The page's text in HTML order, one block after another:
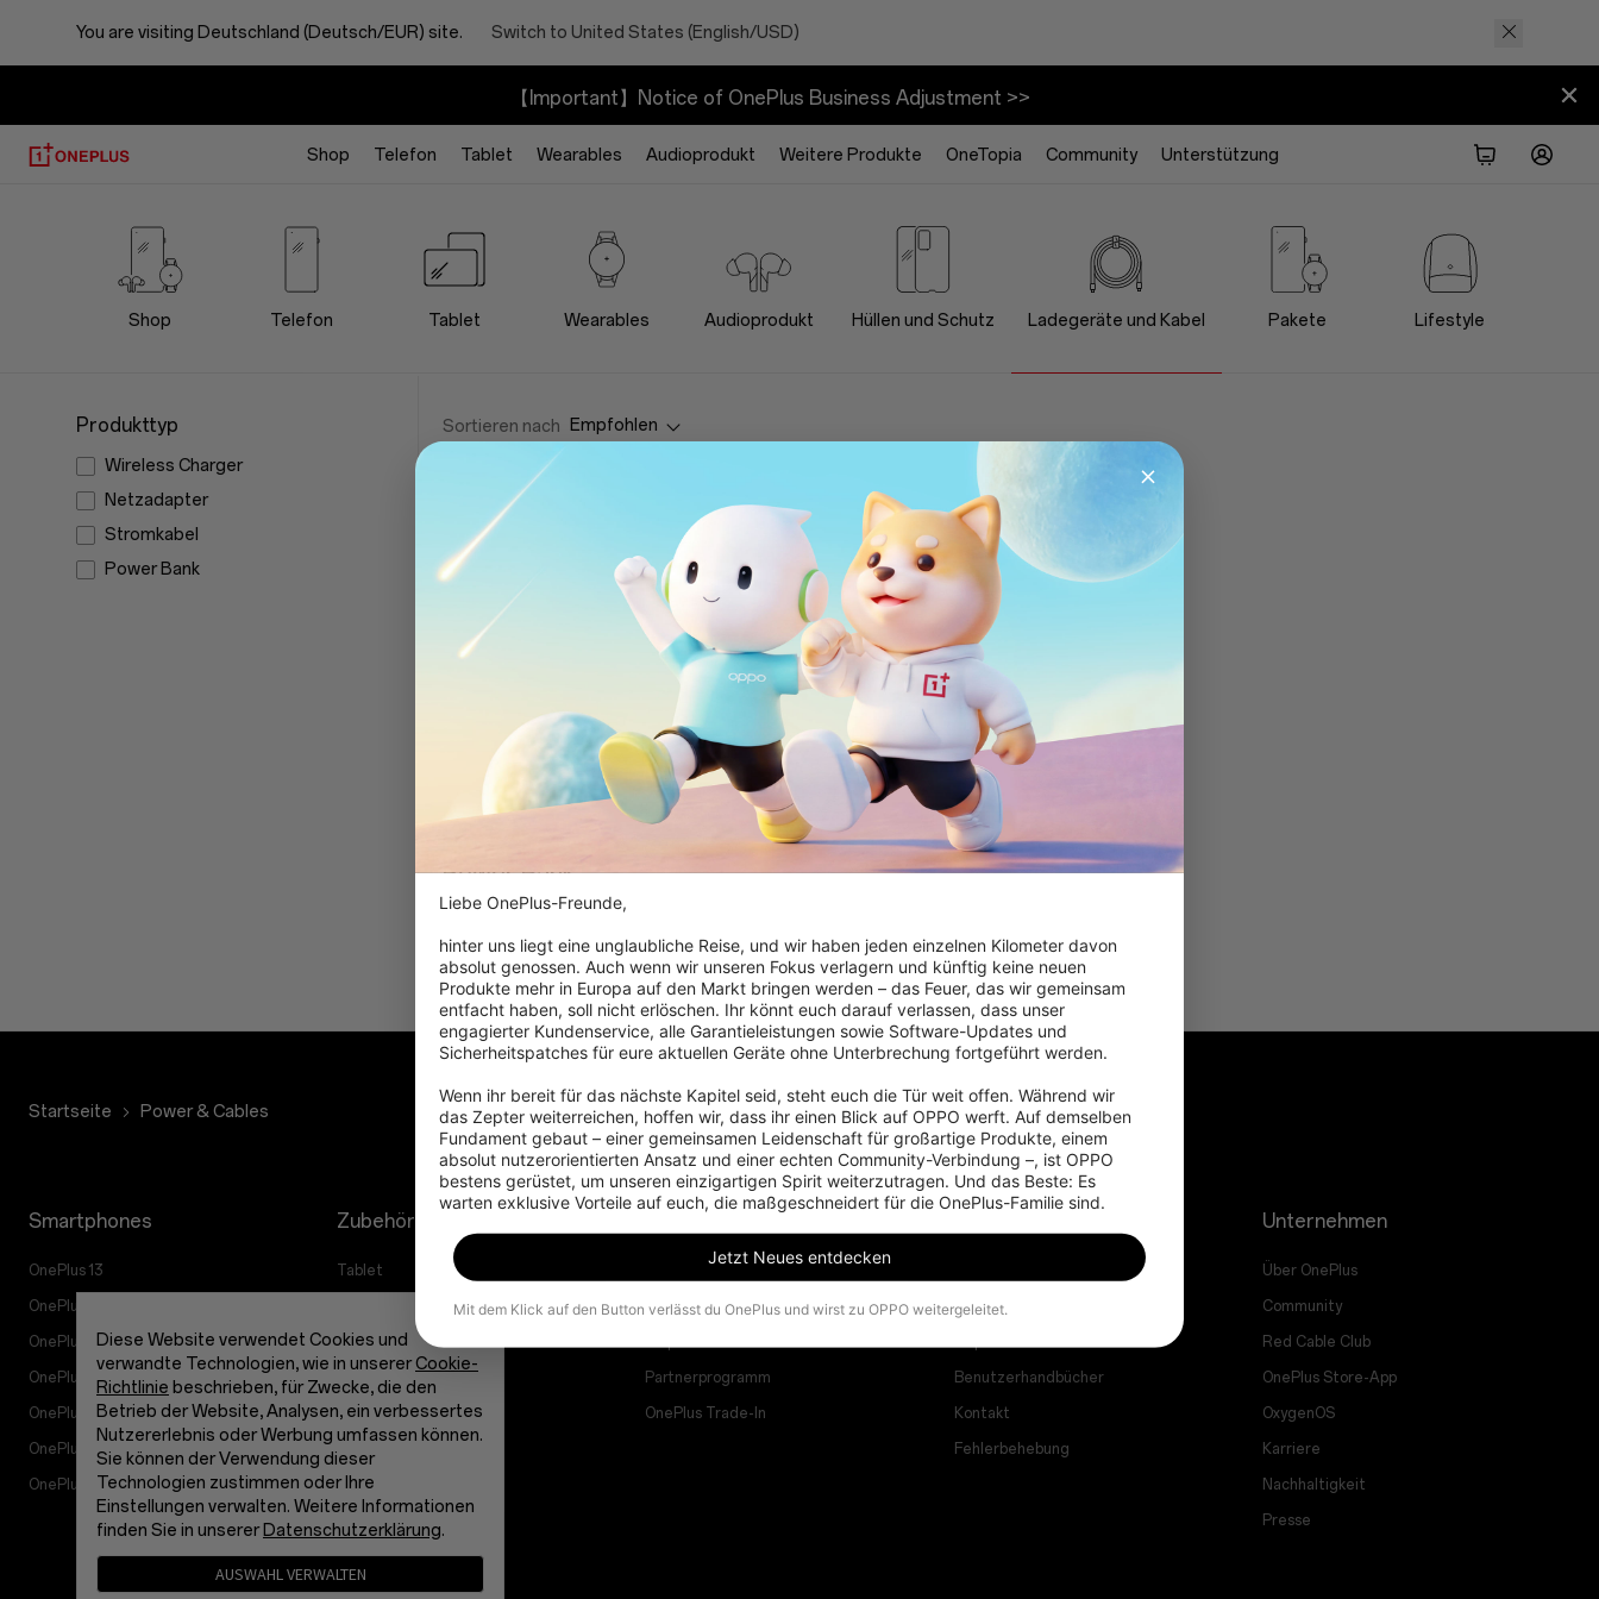
You are visiting Deutschland (Deutsch/EUR) site. Switch to United States (English/USD)
【Important】Notice of OnePlus Business Adjustment >>
Shop Telefon Tablet Wearables Audioprodukt Weitere Produkte OneTopia Community Unterstützung
OnePlus
Power
CablesShop Telefon Tablet Wearables Audioprodukt Hüllen und Schutz Ladegeräte und Kabel Pakete Lifestyle
Produkttyp
Wireless Charger
Netzadapter
Stromkabel
Power Bank
Sortieren nach Empfohlen
Nicht auf Lager
OnePlus 22.5W Magnetic Ring
Power Bank
Startseite Power & Cables
Smartphones
OnePlus 13
OnePlus 13R
OnePlus Open
OnePlus Nord 5
OnePlus Nord CE5
OnePlus Nord 4
OnePlus Nord CE4 Lite 5G
Zubehör
Tablet
Audioprodukt
Hüllen und Schutz
Ladegeräte und Kabel
Lifestyle
Rabattprogramm
Partnerprogramm
OnePlus Trade-In
Software-Upgrade
Benutzerhandbücher
Kontakt
Fehlerbehebung
Unternehmen
Über OnePlus
Community
Red Cable Club
OnePlus Store-App
OxygenOS
Karriere
Nachhaltigkeit
Presse
Liebe OnePlus-Freunde,
hinter uns liegt eine unglaubliche Reise, und wir haben jeden einzelnen Kilometer davon
absolut genossen. Auch wenn wir unseren Fokus verlagern und künftig keine neuen
Produkte mehr in Europa auf den Markt bringen werden – das Feuer, das wir gemeinsam
entfacht haben, soll nicht erlöschen. Ihr könnt euch darauf verlassen, dass unser
engagierter Kundenservice, alle Garantieleistungen sowie Software-Updates und
Sicherheitspatches für eure aktuellen Geräte ohne Unterbrechung fortgeführt werden.
Wenn ihr bereit für das nächste Kapitel seid, steht euch die Tür weit offen. Während wir
das Zepter weiterreichen, hoffen wir, dass ihr einen Blick auf OPPO werft. Auf demselben
Fundament gebaut – einer gemeinsamen Leidenschaft für großartige Produkte, einem
absolut nutzerorientierten Ansatz und einer echten Community-Verbindung –, ist OPPO
bestens gerüstet, um unseren einzigartigen Spirit weiterzutragen. Und das Beste: Es
warten exklusive Vorteile auf euch, die maßgeschneidert für die OnePlus-Familie sind.
Jetzt Neues entdecken
Mit dem Klick auf den Button verlässt du OnePlus und wirst zu OPPO weitergeleitet.
Diese Website verwendet Cookies und
verwandte Technologien, wie in unsererCookie-
Richtlinie beschrieben, für Zwecke, die den
Betrieb der Website, Analysen, ein verbessertes
Nutzererlebnis oder Werbung umfassen können.
Sie können der Verwendung dieser
Technologien zustimmen oder Ihre
Einstellungen verwalten. Weitere Informationen
finden Sie in unserer Datenschutzerklärung.
AUSWAHL VERWALTEN